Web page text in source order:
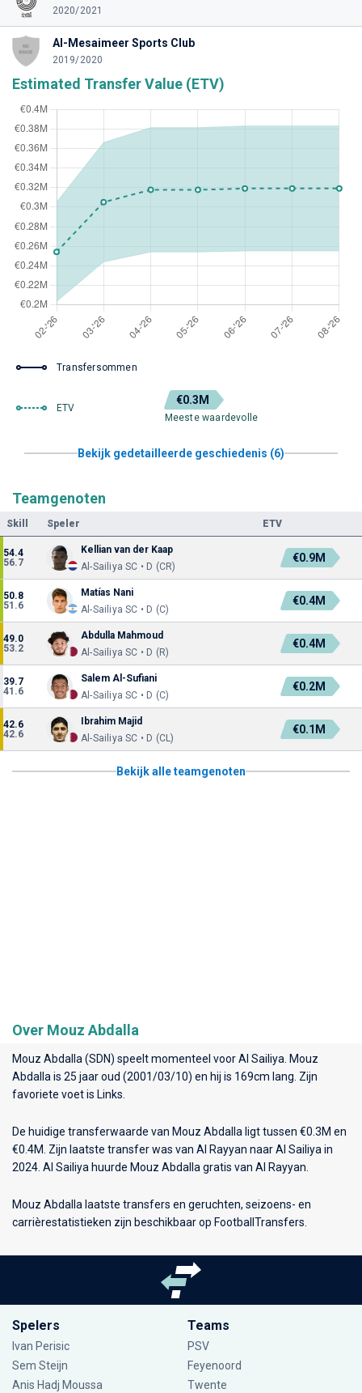
2020/2021
Al-Mesaimeer Sports Club
2019/2020
Estimated Transfer Value (ETV)
Transfersommen
ETV
€0.3M
Meeste waardevolle
Bekijk gedetailleerde geschiedenis (6)
Teamgenoten
Skill Speler ETV
54.4
56.7
Kellian van der Kaap
Al-Sailiya SC • D (CR)
€0.9M
50.8
51.6
Matías Nani
Al-Sailiya SC • D (C)
€0.4M
49.0
53.2
Abdulla Mahmoud
Al-Sailiya SC • D (R)
€0.4M
39.7
41.6
Salem Al-Sufiani
Al-Sailiya SC • D (C)
€0.2M
42.6
42.6
Ibrahim Majid
Al-Sailiya SC • D (CL)
€0.1M
Bekijk alle teamgenoten
Over Mouz Abdalla
Mouz Abdalla (SDN) speelt momenteel voorAl Sailiya . Mouz
Abdalla is 25 jaar oud (2001/03/10) en hij is 169cm lang. Zijn
favoriete voet is Links.
De huidige transferwaarde van Mouz Abdalla ligt tussen €0.3M en
€0.4M. Zijn laatste transfer was van Al Rayyan naar Al Sailiya in
2024. Al Sailiya huurde Mouz Abdalla gratis van Al Rayyan.
Mouz Abdalla laatste transfers en geruchten, seizoens- en
carrièrestatistieken zijn beschikbaar op FootballTransfers.
Spelers
Ivan Perisic
Sem Steijn
Anis Hadj Moussa
Teams
PSV
Feyenoord
Twente